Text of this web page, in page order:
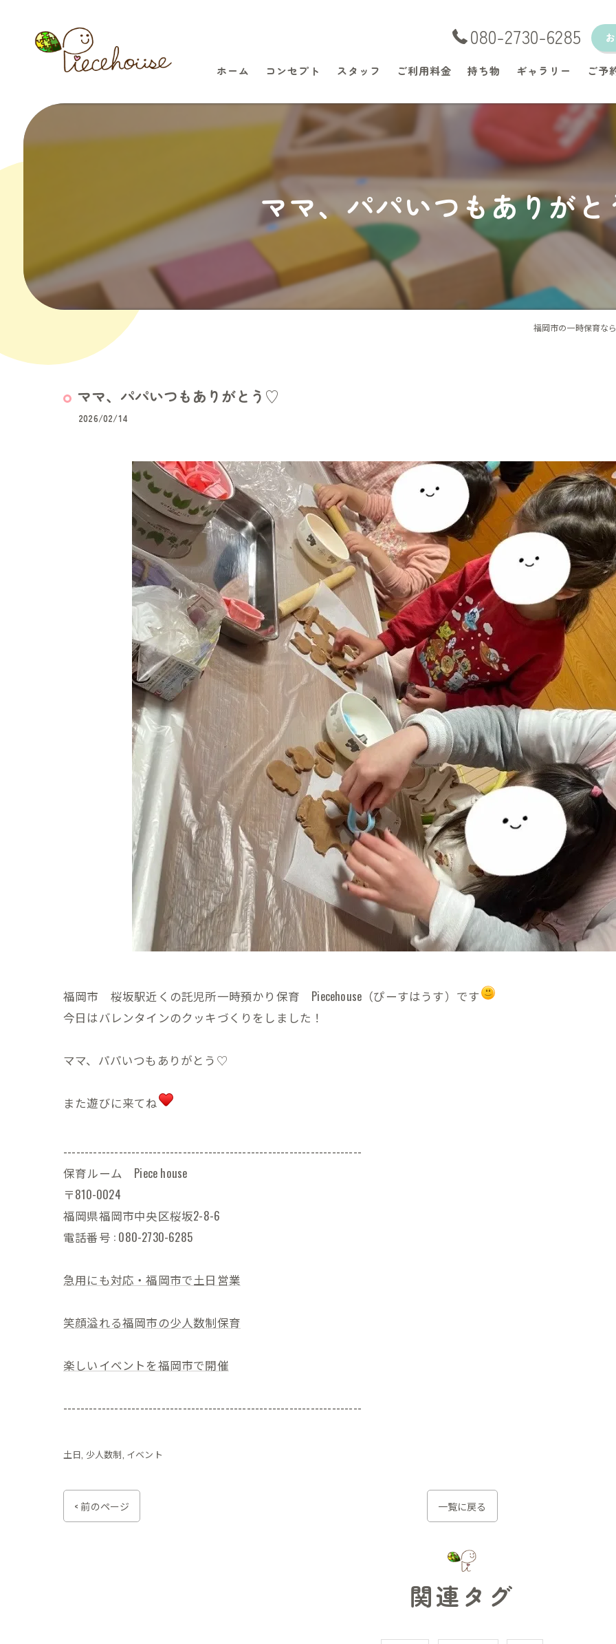
080-2730-6285
ホーム コンセプト スタッフ ご利用料金 持ち物 ギャラリー ご予
ママ、パパいつもありが
福岡市の一時保育な
ママ、パパいつもありがとう♡
2026/02/14
福岡市 桜坂駅近くの託児所一時預かり保育 Piecehouse（ぴーすはうす）です
今日はバレンタインのクッキづくりをしました！
ママ、パパいつもありがとう♡
また遊びに来てね
----------------------------------------------------------------------
保育ルーム Piece house
〒810-0024
福岡県福岡市中央区桜坂2-8-6
電話番号 : 080-2730-6285
急用にも対応・福岡市で土日営業
笑顔溢れる福岡市の少人数制保育
楽しいイベントを福岡市で開催
----------------------------------------------------------------------
土日 少人数制 イベント
< 前のページ 一覧に戻る
関連タグ